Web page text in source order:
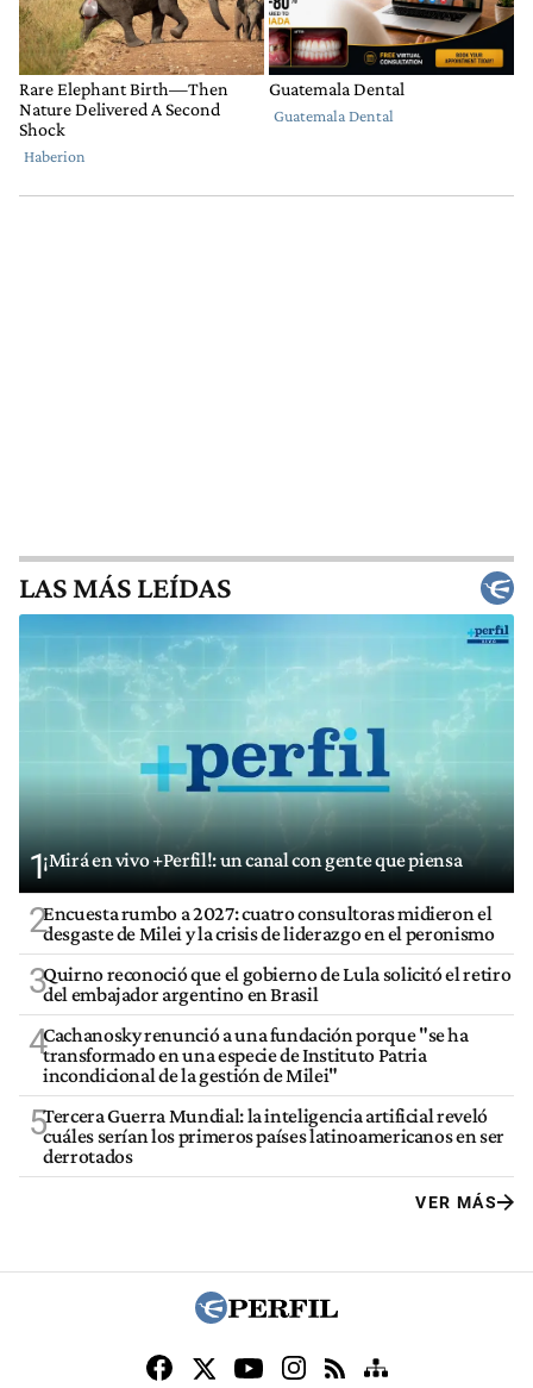
LAS MÁS LEÍDAS
1¡Mirá en vivo +Perfil!: un canal con gente que piensa
2Encuesta rumbo a 2027: cuatro consultoras midieron el
desgaste de Milei y la crisis de liderazgo en el peronismo
3Quirno reconoció que el gobierno de Lula solicitó el retiro
del embajador argentino en Brasil
4Cachanosky renunció a una fundación porque "se ha
transformado en una especie de Instituto Patria
incondicional de la gestión de Milei"
5Tercera Guerra Mundial: la inteligencia artificial reveló
cuáles serían los primeros países latinoamericanos en ser
derrotados
VER MÁS